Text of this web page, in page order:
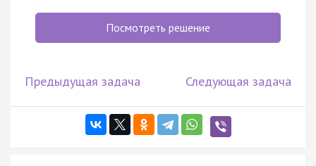
Посмотреть решение
Предыдущая задача Следующая задача